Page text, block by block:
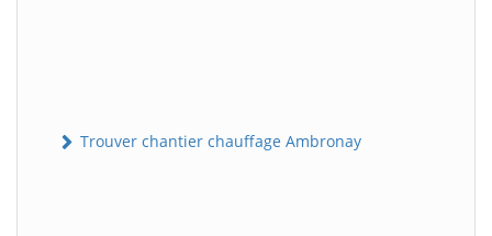
Trouver chantier chauffage Ambronay